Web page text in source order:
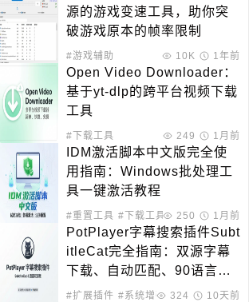
源的游戏变速工具，助你突
破游戏原本的帧率限制
#游戏辅助 10K 1年前
Open Video Downloader：
基于yt-dlp的跨平台视频下载
工具
#下载工具 249 1月前
IDM激活脚本中文版完全使
用指南：Windows批处理工
具一键激活教程
#重置工具 #下载工具 250 1月前
PotPlayer字幕搜索插件Subt
itleCat完全指南：双源字幕
下载、自动匹配、90语言支
持
#扩展插件 #系统增强 324 10天前